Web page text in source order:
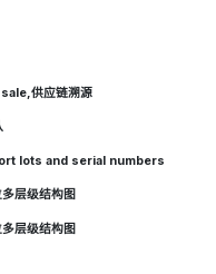
供应链溯源
lots and serial numbers
层级结构图
层级结构图